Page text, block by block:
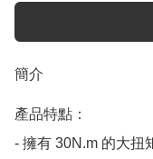
簡介
產品特點：
- 擁有 30N.m 的大扭